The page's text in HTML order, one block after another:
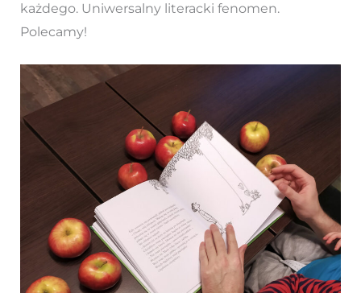
każdego. Uniwersalny literacki fenomen.
Polecamy!